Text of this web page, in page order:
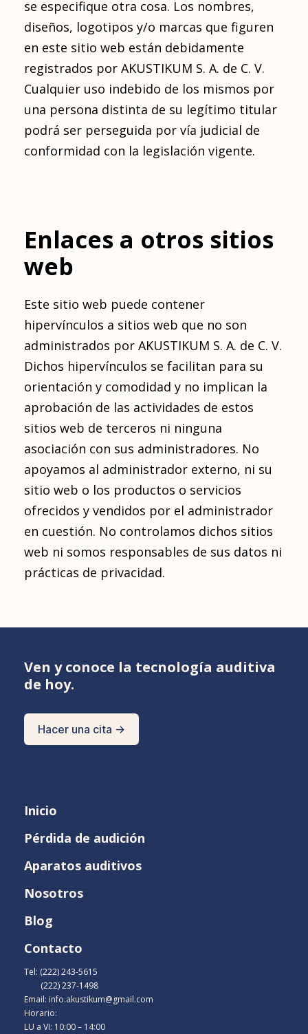
se especifique otra cosa. Los nombres,
diseños, logotipos y/o marcas que figuren
en este sitio web están debidamente
registrados por AKUSTIKUM S. A. de C. V.
Cualquier uso indebido de los mismos por
una persona distinta de su legítimo titular
podrá ser perseguida por vía judicial de
conformidad con la legislación vigente.
Enlaces a otros sitios
web
Este sitio web puede contener
hipervínculos a sitios web que no son
administrados por AKUSTIKUM S. A. de C. V.
Dichos hipervínculos se facilitan para su
orientación y comodidad y no implican la
aprobación de las actividades de estos
sitios web de terceros ni ninguna
asociación con sus administradores. No
apoyamos al administrador externo, ni su
sitio web o los productos o servicios
ofrecidos y vendidos por el administrador
en cuestión. No controlamos dichos sitios
web ni somos responsables de sus datos ni
prácticas de privacidad.
Ven y conoce la tecnología auditiva
de hoy.
Hacer una cita →
Inicio
Pérdida de audición
Aparatos auditivos
Nosotros
Blog
Contacto
Tel: (222) 243-5615
(222) 237-1498
Email: info.akustikum@gmail.com
Horario:
LU a VI: 10:00 – 14:00